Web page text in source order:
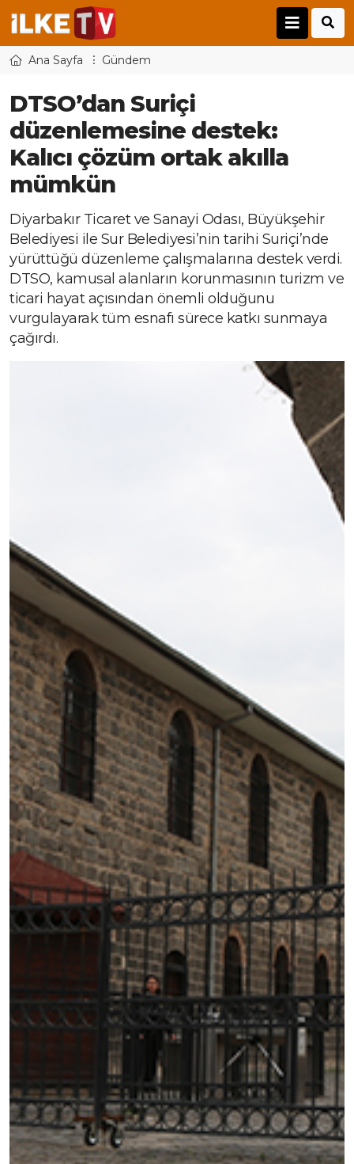
Ana Sayfa Gündem
DTSO’dan Suriçi
düzenlemesine destek:
Kalıcı çözüm ortak akılla
mümkün
Diyarbakır Ticaret ve Sanayi Odası, Büyükşehir
Belediyesi ile Sur Belediyesi’nin tarihi Suriçi’nde
yürüttüğü düzenleme çalışmalarına destek verdi.
DTSO, kamusal alanların korunmasının turizm ve
ticari hayat açısından önemli olduğunu
vurgulayarak tüm esnafı sürece katkı sunmaya
çağırdı.